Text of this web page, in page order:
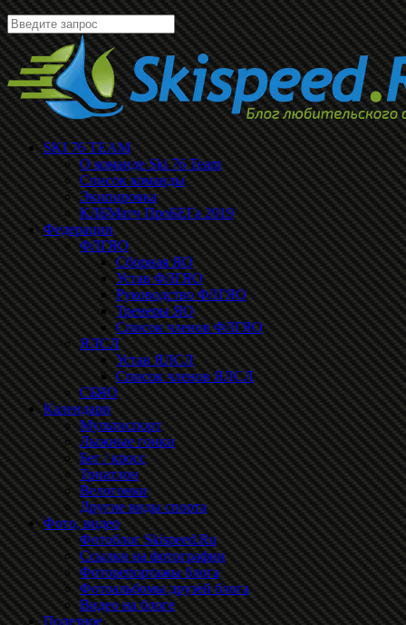
SKI 76 TEAM
О команде Ski 76 Team
Список команды
Экипировка
КЛБМатч ПроБЕГа 2019
Федерации
ФЛГЯО
Сборная ЯО
Устав ФЛГЯО
Руководство ФЛГЯО
Тренеры ЯО
Список членов ФЛГЯО
ЯЛСЛ
Устав ЯЛСЛ
Список членов ЯЛСЛ
СБЯО
Календари
Мультиспорт
Лыжные гонки
Бег / кросс
Триатлон
Велогонки
Другие виды спорта
Фото, видео
Фотоблог Skispeed.Ru
Ссылки на фотографии
Фоторепортажы блога
Фотоальбомы друзей блога
Видео на блоге
Полезное